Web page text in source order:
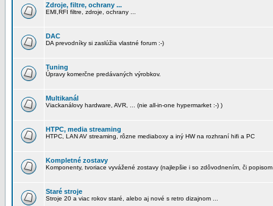
Zdroje, filtre, ochrany ...
EMI,RFI filtre, zdroje, ochrany ...
DAC
DA prevodníky si zaslúžia vlastné forum :-)
Tuning
Úpravy komerčne predávaných výrobkov.
Multikanál
Viackanálovy hardware, AVR, ... (nie all-in-one hypermarket :-) )
HTPC, media streaming
HTPC, LAN AV streaming, rôzne mediaboxy a iný HW na rozhraní hifi a PC
Kompletné zostavy
Komponenty, tvoriace vyvážené zostavy (najlepšie i so zdôvodnením, či
Staré stroje
Stroje 20 a viac rokov staré, alebo aj nové s retro dizajnom ...